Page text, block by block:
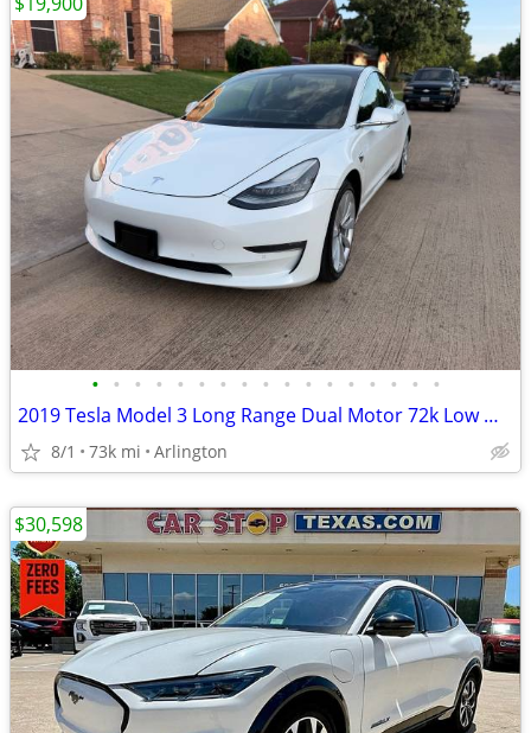
• • • • • • • • • • • • • • • • •
2019 Tesla Model 3 Long Range Dual Motor 72k Low Miles Excellent Condition
8/1 73k mi Arlington
$30,598